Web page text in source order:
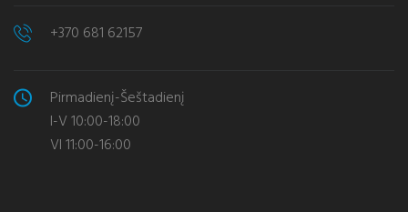
+370 681 62157
Pirmadienį-Šeštadienį
I-V 10:00-18:00
VI 11:00-16:00